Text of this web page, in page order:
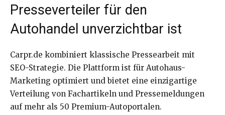
Presseverteiler für den
Autohandel unverzichtbar ist
Carpr.de kombiniert klassische Pressearbeit mit
SEO-Strategie. Die Plattform ist für Autohaus-
Marketing optimiert und bietet eine einzigartige
Verteilung von Fachartikeln und Pressemeldungen
auf mehr als 50 Premium-Autoportalen.